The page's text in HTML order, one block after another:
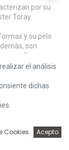
por su
Toray.
y su pelo
son
y acrílico.
el análisis
dichas
Cookies Acepto